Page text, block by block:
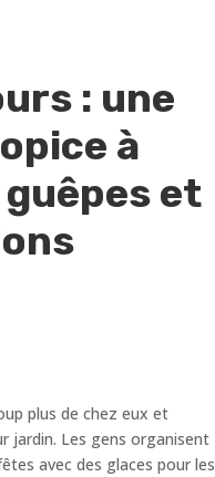
: une
à
guêpes et
plus de chez eux et
jardin. Les gens organisent
avec des glaces pour les